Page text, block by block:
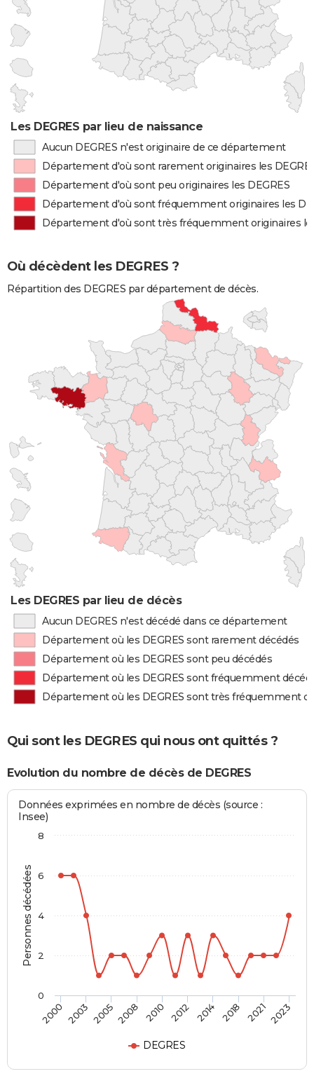
Les DEGRES par lieu de naissance
Aucun DEGRES n'est originaire de ce département
Département d'où sont rarement originaires les
Département d'où sont peu originaires les DEGRES
Département d'où sont fréquemment originaires les
Département d'où sont très fréquemment originaires
Où décèdent les DEGRES ?
Répartition des DEGRES par département de décès.
Les DEGRES par lieu de décès
Aucun DEGRES n'est décédé dans ce département
Département où les DEGRES sont rarement décédés
Département où les DEGRES sont peu décédés
Département où les DEGRES sont fréquemment
Département où les DEGRES sont très fréquemment
Qui sont les DEGRES qui nous ont quittés ?
Evolution du nombre de décès de DEGRES
Personnes décédées
Données exprimées en nombre de décès (source :
Insee)
DEGRES
2000 2003 20052008 2010 2012 2014 2018 20212023
0
2
4
6
8